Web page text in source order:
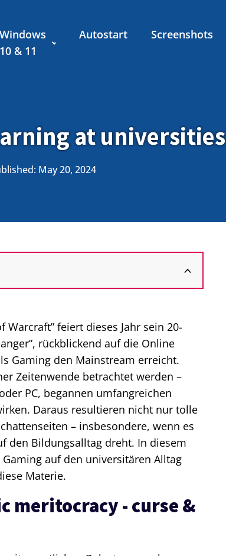
Windows
10 & 11
Autostart Screenshots
at universities
May 20, 2024
Warcraft” feiert dieses Jahr sein 20-
rückblickend auf die Online
Gaming den Mainstream erreicht.
Zeitenwende betrachtet werden –
PC, begannen umfangreichen
Daraus resultieren nicht nur tolle
– insbesondere, wenn es
den Bildungsalltag dreht. In diesem
auf den universitären Alltag
Materie.
meritocracy - curse &